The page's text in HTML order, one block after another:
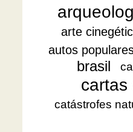
arte
autos
brasil
cartas
catástrofes